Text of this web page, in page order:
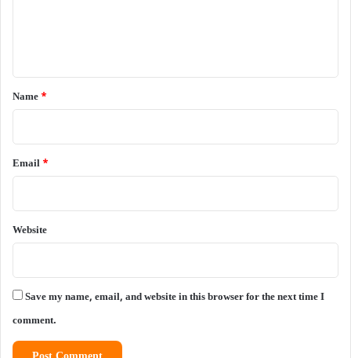
*
Name *
Email *
Website
Save my name, email, and website in this browser for the next time I
comment.